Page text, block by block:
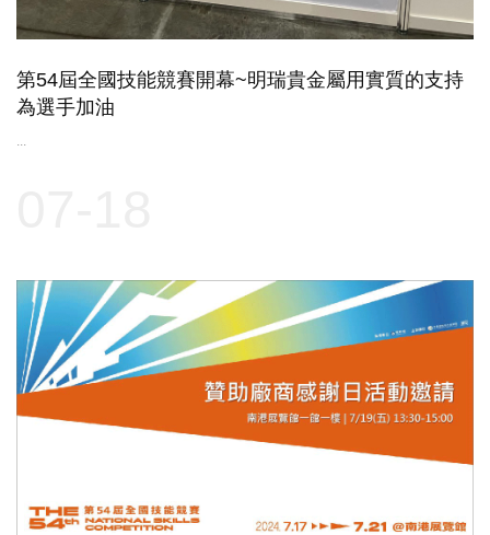
第54屆全國技能競賽開幕~明瑞貴金屬用實質的支持
為選手加油
...